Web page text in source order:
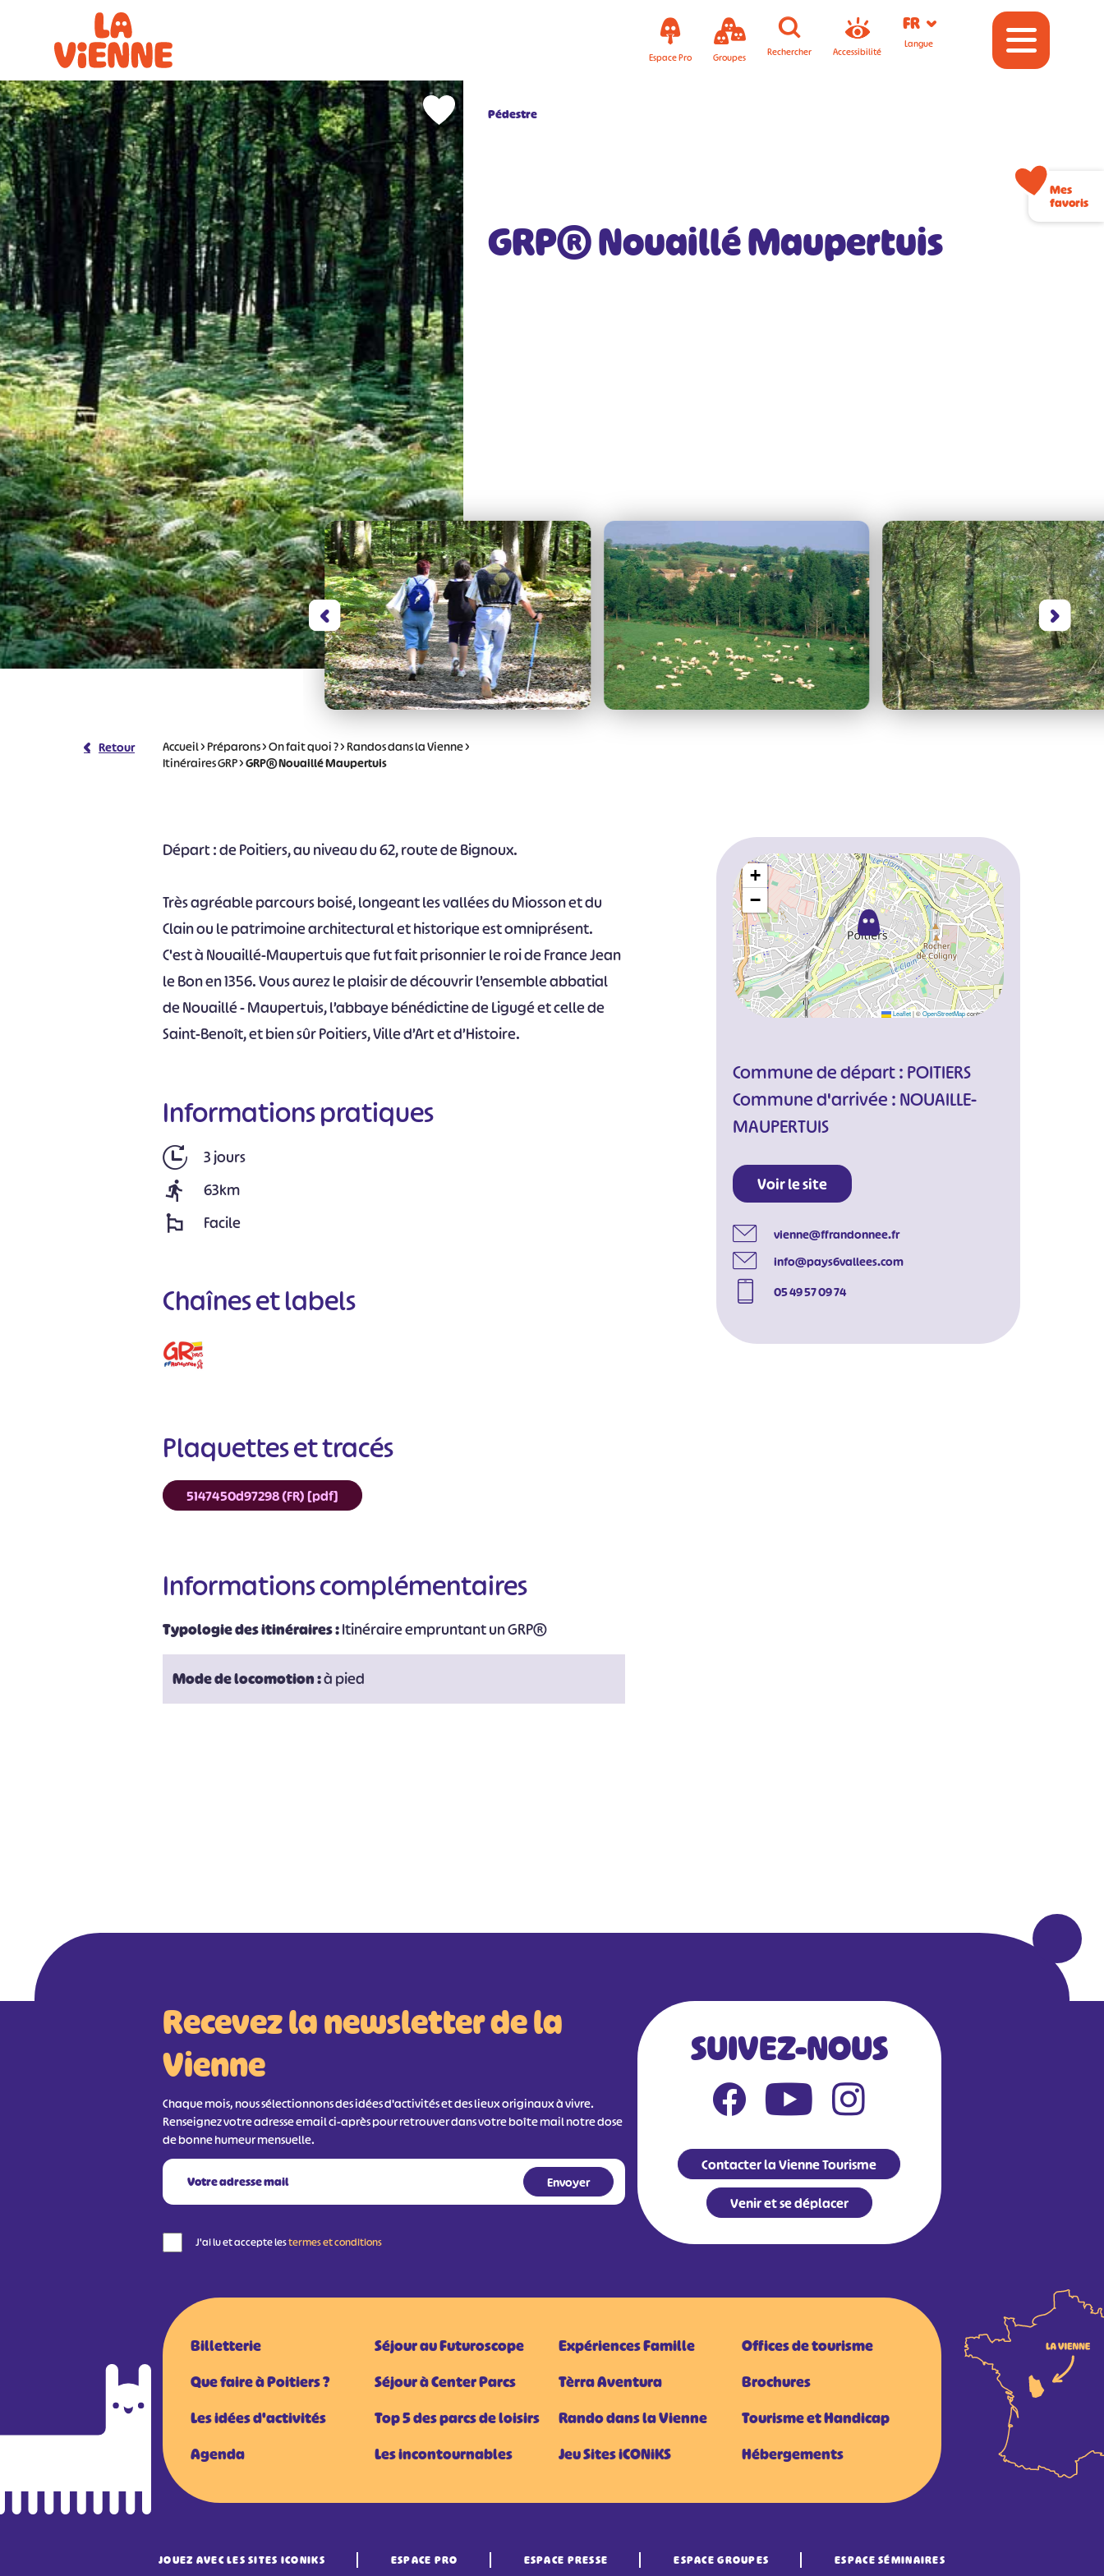
Espace Pro Groupes Rechercher Accessibilité
FR
Langue
Pédestre
GRP® Nouaillé Maupertuis
Retour Accueil>Préparons>On fait quoi ?>Randos dans la Vienne>
Itinéraires GRP>GRP® Nouaillé Maupertuis
Départ : de Poitiers, au niveau du 62, route de Bignoux.
Très agréable parcours boisé, longeant les vallées du Miosson et du
Clain ou le patrimoine architectural et historique est omniprésent.
C'est à Nouaillé-Maupertuis que fut fait prisonnier le roi de France Jean
le Bon en 1356. Vous aurez le plaisir de découvrir l’ensemble abbatial
de Nouaillé - Maupertuis, l’abbaye bénédictine de Ligugé et celle de
Saint-Benoît, et bien sûr Poitiers, Ville d’Art et d’Histoire.
Informations pratiques
3 jours
63km
Facile
Chaînes et labels
Plaquettes et tracés
5147450d97298 (FR) [pdf]
Informations complémentaires
Typologie des itinéraires :Itinéraire empruntant un GRP®
Mode de locomotion :à pied
+
−
Leaflet|©OpenStreetMapcontributors
Commune de départ : POITIERS
Commune d'arrivée : NOUAILLE-
MAUPERTUIS
Voir le site
vienne@ffrandonnee.fr
info@pays6vallees.com
05 49 57 09 74
Recevez la newsletter de la
Vienne
Chaque mois, nous sélectionnons des idées d'activités et des lieux originaux à vivre.
Renseignez votre adresse email ci-après pour retrouver dans votre boîte mail notre dose
de bonne humeur mensuelle.
J'ai lu et accepte lestermes et conditions
SUIVEZ-NOUS
Contacter la Vienne Tourisme
Venir et se déplacer
Billetterie
Que faire à Poitiers ?
Les idées d'activités
Agenda
Séjour au Futuroscope
Séjour à Center Parcs
Top 5 des parcs de loisirs
Les incontournables
Expériences Famille
Tèrra Aventura
Rando dans la Vienne
Jeu Sites iCONiKS
Offices de tourisme
Brochures
Tourisme et Handicap
Hébergements
JOUEZ AVEC LES SITES ICONIKS ESPACE PRO ESPACE PRESSE ESPACE GROUPES ESPACE SÉMINAIRES
#
Mes
favoris
Panneau de gestion des cookies